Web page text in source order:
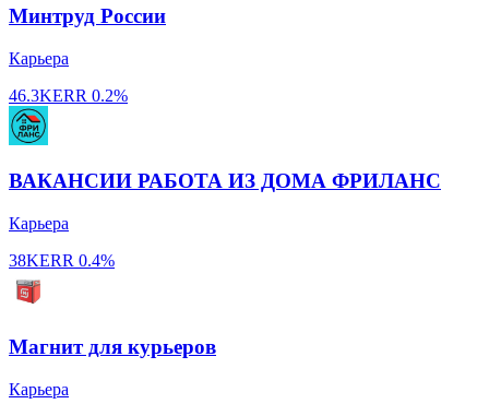
Минтруд России
Карьера
46.3KERR 0.2%
ВАКАНСИИ РАБОТА ИЗ ДОМА ФРИЛАНС
Карьера
38KERR 0.4%
Магнит для курьеров
Карьера